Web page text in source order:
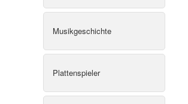
Musikgeschichte
Plattenspieler